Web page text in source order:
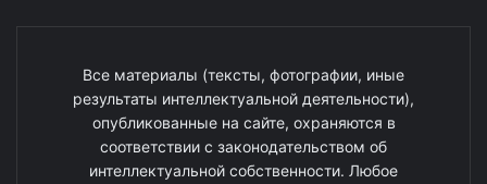
Все материалы (тексты, фотографии, иные
результаты интеллектуальной деятельности),
опубликованные на сайте, охраняются в
соответствии с законодательством об
интеллектуальной собственности. Любое